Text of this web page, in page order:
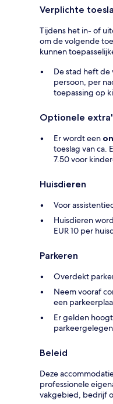
Verplichte
Tijdens het in- of
om de volgende
kunnen
De stad heft de
persoon, per
toepassing op
Optionele
Er wordt een
toeslag van ca.
7.50 voor
Huisdieren
Voor
Huisdieren
EUR 10 per
Parkeren
Overdekt
Neem vooraf
een
Er gelden
Beleid
Deze
professionele
vakgebied, bedrijf